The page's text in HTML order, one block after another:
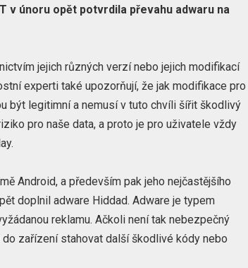
v únoru opět potvrdila převahu adwaru na
jejich různých verzí nebo jejich modifikací
experti také upozorňují, že jak modifikace pro
být legitimní a nemusí v tuto chvíli šířit škodlivý
pro naše data, a proto je pro uživatele vždy
Android, a především pak jeho nejčastějšího
doplnil adware Hiddad. Adware je typem
reklamu. Ačkoli není tak nebezpečný
zařízení stahovat další škodlivé kódy nebo